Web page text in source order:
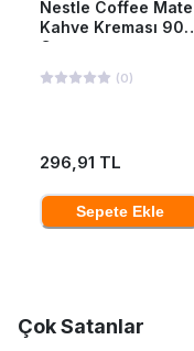
Nestle Coffee Mate
Kahve Kreması 900
Gr
(0)
296,91 TL
Sepete Ekle
Çok Satanlar